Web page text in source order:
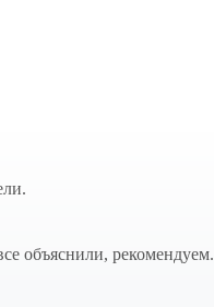
объяснили, рекомендуем.